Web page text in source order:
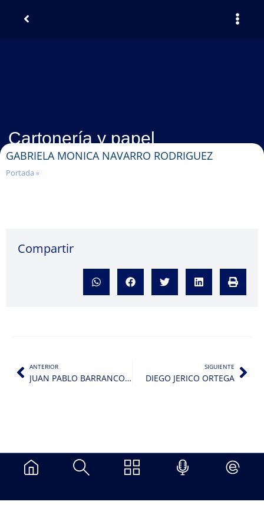
Cartonería y papel
GABRIELA MONICA NAVARRO RODRIGUEZ
Portada »
Compartir
ANTERIOR
JUAN PABLO BARRANCO SOLIS
SIGUIENTE
DIEGO JERICO ORTEGA